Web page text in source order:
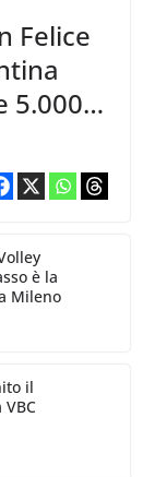
Felice
5.000
è la
Mileno
il